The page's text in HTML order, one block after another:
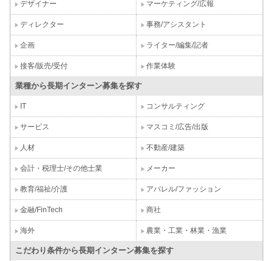
デザイナー マーケティング/広報
ディレクター 事務/アシスタント
企画 ライター/編集/記者
接客/販売/受付 作業体験
業種から長期インターン募集を探す
IT コンサルティング
サービス マスコミ/広告/出版
人材 不動産/建築
会計・税理士/その他士業 メーカー
教育/福祉/介護 アパレル/ファッション
金融/FinTech 商社
海外 農業・工業・林業・漁業
こだわり条件から長期インターン募集を探す